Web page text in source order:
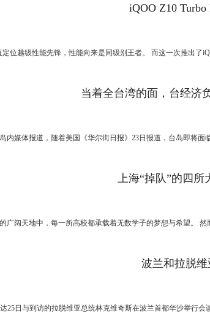
iQOO Z10
越级性能先锋，性能向来是同级别王者。 而这一次推出了
当着全台湾的面，台经济
媒体报道，随着美国《华尔街日报》23日报道，台岛即将面
上海“掉队”的四
阔天地中，每一所高校都承载着无数学子的梦想与希望。 然
波兰和拉脱
日与到访的拉脱维亚总统林克维奇斯在波兰首都华沙举行会